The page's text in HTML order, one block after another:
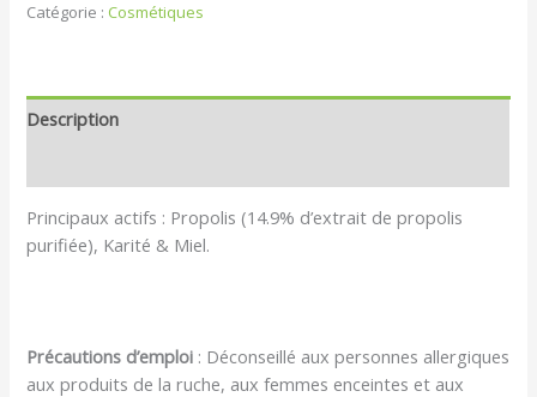
Catégorie : Cosmétiques
Description
Principaux actifs : Propolis (14.9% d’extrait de propolis
purifiée), Karité & Miel.
Précautions d’emploi : Déconseillé aux personnes allergiques
aux produits de la ruche, aux femmes enceintes et aux